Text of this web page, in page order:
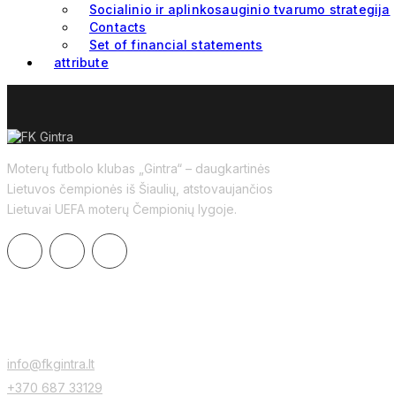
Socialinio ir aplinkosauginio tvarumo strategija
Contacts
Set of financial statements
attribute
Moterų futbolo klubas „Gintra“ – daugkartinės
Lietuvos čempionės iš Šiaulių, atstovaujančios
Lietuvai UEFA moterų Čempionių lygoje.
info@fkgintra.lt
+370 687 33129